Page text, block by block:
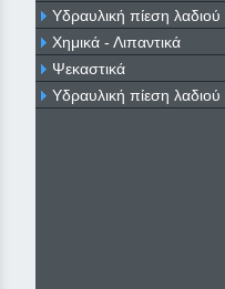
Υδραυλική πίεση λαδιού
Χημικά - Λιπαντικά
Ψεκαστικά
Υδραυλική πίεση λαδιού